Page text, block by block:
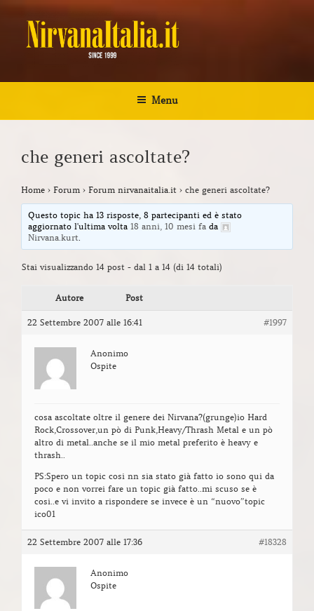
Salta
contenuto
NIRVANA ITALIA
Menu
che generi ascoltate?
Home › Forum › Forum nirvanaitalia.it › che generi ascoltate?
Questo topic ha 13 risposte, 8 partecipanti ed è stato
aggiornato l'ultima volta18 anni, 10 mesi fa da
Nirvana.kurt.
Stai visualizzando 14 post - dal 1 a 14 (di 14 totali)
Autore Post
22 Settembre 2007 alle 16:41 #1997
Anonimo
Ospite
cosa ascoltate oltre il genere dei Nirvana?(grunge)io Hard
Rock,Crossover,un pò di Punk,Heavy/Thrash Metal e un pò
altro di metal..anche se il mio metal preferito è heavy e
thrash..
PS:Spero un topic cosi nn sia stato già fatto io sono qui da
poco e non vorrei fare un topic già fatto..mi scuso se è
cosi..e vi invito a rispondere se invece è un “nuovo”topic
ico01
22 Settembre 2007 alle 17:36 #18328
Anonimo
Ospite